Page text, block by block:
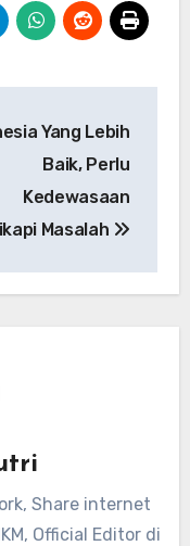
Yang Lebih
Baik, Perlu
Kedewasaan
Masalah
Share internet
Official Editor di